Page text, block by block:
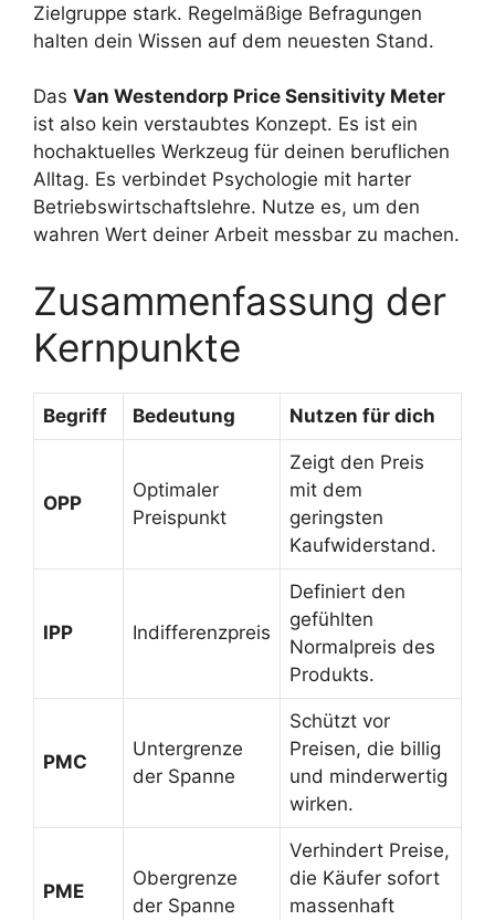
Zielgruppe stark. Regelmäßige Befragungen
halten dein Wissen auf dem neuesten Stand.
Das Van Westendorp Price Sensitivity Meter
ist also kein verstaubtes Konzept. Es ist ein
hochaktuelles Werkzeug für deinen beruflichen
Alltag. Es verbindet Psychologie mit harter
Betriebswirtschaftslehre. Nutze es, um den
wahren Wert deiner Arbeit messbar zu machen.
Zusammenfassung der
Kernpunkte
Begriff Bedeutung Nutzen für dich
OPP
Optimaler
Preispunkt
Zeigt den Preis
mit dem
geringsten
Kaufwiderstand.
IPP Indifferenzpreis
Definiert den
gefühlten
Normalpreis des
Produkts.
PMC
Untergrenze
der Spanne
Schützt vor
Preisen, die billig
und minderwertig
wirken.
PME
Obergrenze
der Spanne
Verhindert Preise,
die Käufer sofort
massenhaft